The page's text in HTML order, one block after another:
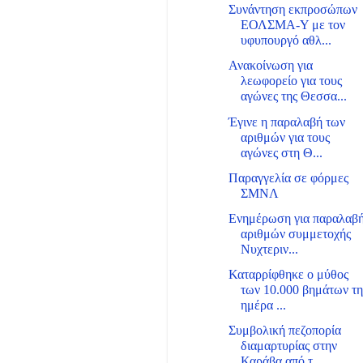
Συνάντηση εκπροσώπων
ΕΟΛΣΜΑ-Υ με τον
υφυπουργό αθλ...
Ανακοίνωση για
λεωφορείο για τους
αγώνες της Θεσσα...
Έγινε η παραλαβή των
αριθμών για τους
αγώνες στη Θ...
Παραγγελία σε φόρμες
ΣΜΝΛ
Ενημέρωση για
αριθμών συμμετοχής
Νυχτεριν...
Καταρρίφθηκε ο μύθος
των 10.000 βημάτων
ημέρα ...
Συμβολική πεζοπορία
διαμαρτυρίας στην